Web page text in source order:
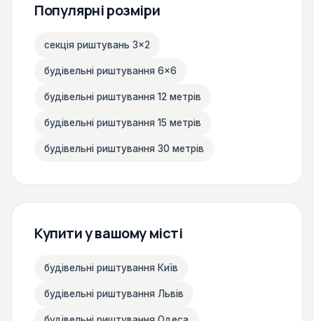
Популярні розміри
секція риштувань 3×2
будівельні риштування 6×6
будівельні риштування 12 метрів
будівельні риштування 15 метрів
будівельні риштування 30 метрів
Купити у вашому місті
будівельні риштування Київ
будівельні риштування Львів